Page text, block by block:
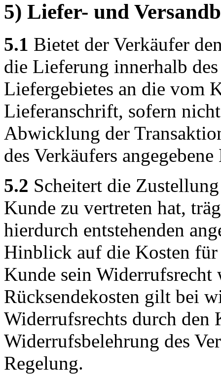
5) Liefer- und
5.1 Bietet der Verkäufer
die Lieferung innerhalb
Liefergebietes an die vom
Lieferanschrift, sofern
Abwicklung der
des Verkäufers
5.2 Scheitert die
Kunde zu vertreten hat,
hierdurch entstehenden
Hinblick auf die Kosten
Kunde sein Widerrufsrecht
Rücksendekosten gilt bei
Widerrufsrechts durch den
Widerrufsbelehrung des
Regelung.